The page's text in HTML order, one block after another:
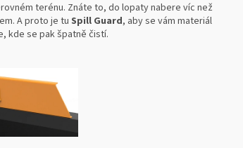
terénu. Znáte to, do lopaty nabere víc než
A proto je tuSpill Guard, aby se vám materiál
kde se pak špatně čistí.